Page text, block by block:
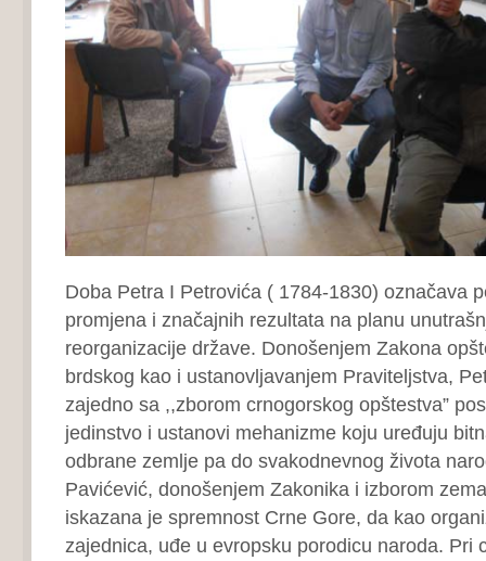
Doba Petra I Petrovića ( 1784-1830) označava
promjena i značajnih rezultata na planu
reorganizacije države. Donošenjem Zakona
brdskog kao i ustanovljavanjem Praviteljstva,
zajedno sa ,,zborom crnogorskog opštestva”
jedinstvo i ustanovi mehanizme koju uređuju
odbrane zemlje pa do svakodnevnog života
Pavićević, donošenjem Zakonika i izborom
iskazana je spremnost Crne Gore, da kao
zajednica, uđe u evropsku porodicu naroda. Pri